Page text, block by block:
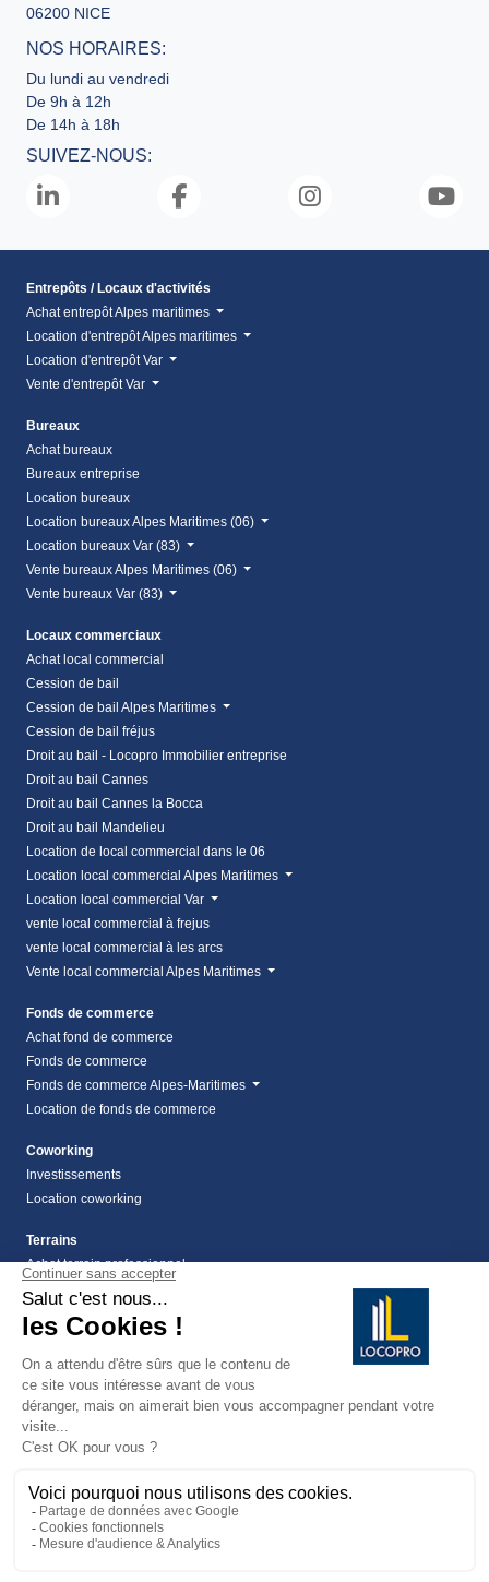
06200 NICE
NOS HORAIRES:
Du lundi au vendredi
De 9h à 12h
De 14h à 18h
SUIVEZ-NOUS:
Entrepôts / Locaux d'activités
Achat entrepôt Alpes maritimes
Location d'entrepôt Alpes maritimes
Location d'entrepôt Var
Vente d'entrepôt Var
Bureaux
Achat bureaux
Bureaux entreprise
Location bureaux
Location bureaux Alpes Maritimes (06)
Location bureaux Var (83)
Vente bureaux Alpes Maritimes (06)
Vente bureaux Var (83)
Locaux commerciaux
Achat local commercial
Cession de bail
Cession de bail Alpes Maritimes
Cession de bail fréjus
Droit au bail - Locopro Immobilier entreprise
Droit au bail Cannes
Droit au bail Cannes la Bocca
Droit au bail Mandelieu
Location de local commercial dans le 06
Location local commercial Alpes Maritimes
Location local commercial Var
vente local commercial à frejus
vente local commercial à les arcs
Vente local commercial Alpes Maritimes
Fonds de commerce
Achat fond de commerce
Fonds de commerce
Fonds de commerce Alpes-Maritimes
Location de fonds de commerce
Coworking
Investissements
Location coworking
Terrains
Achat terrain professionnel
Maritimes (06)
Terrains
Vente terrain Alpes maritimes (06)
vente terrains à montauroux